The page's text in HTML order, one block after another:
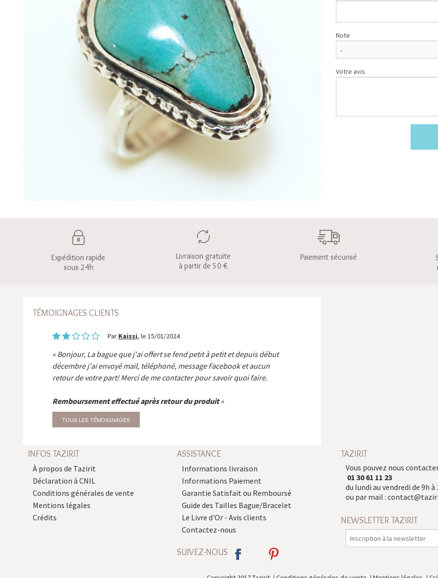
Note
Votre avis
Expédition rapide
sous 24h
Livraison gratuite
à partir de 50 €
Paiement sécurisé
TÉMOIGNAGES CLIENTS
Par Kaissi, le 15/01/2024
Bonjour, La bague que j'ai offert se fend petit à petit et depuis début
décembre j'ai envoyé mail, téléphoné, message Facebook et aucun
retour de votre part! Merci de me contacter pour savoir quoi faire.
Remboursement effectué après retour du produit
TOUS LES TÉMOIGNAGES
INFOS TAZIRIT
À propos de Tazirit
Déclaration à CNIL
Conditions générales de vente
Mentions légales
Crédits
ASSISTANCE
Informations livraison
Informations Paiement
Garantie Satisfait ou Remboursé
Guide des Tailles Bague/Bracelet
Le Livre d'Or - Avis clients
Contactez-nous
SUIVEZ-NOUS
TAZIRIT
Vous pouvez nous
01 30 61 11 23
du lundi au vendredi de 9h à
ou par mail :
NEWSLETTER TAZIRIT